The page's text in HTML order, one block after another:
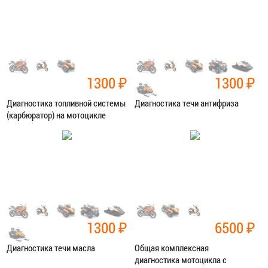
1300₽
Диагностика топливной системы
(карбюратор) на мотоцикле
Диагностика
1300₽
Диагностика течи антифриза
Диагностика
1300₽
Диагностика течи масла
6500₽
Общая комплексная
диагностика мотоцикла с